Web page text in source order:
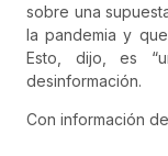
sobre una
la pandemia y
Esto, dijo, es
desinformación.
Con información